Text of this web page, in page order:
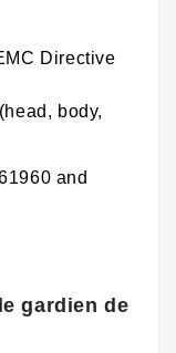
Directive
body,
and
gardien de